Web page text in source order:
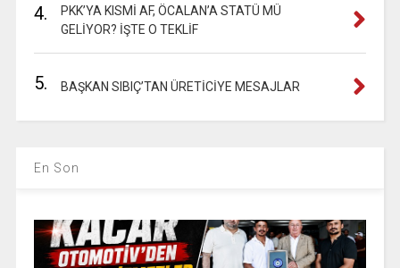
4.
PKK’YA KISMİ AF, ÖCALAN’A STATÜ MÜ
GELİYOR? İŞTE O TEKLİF
5. BAŞKAN SIBIÇ’TAN ÜRETİCİYE MESAJLAR
En Son